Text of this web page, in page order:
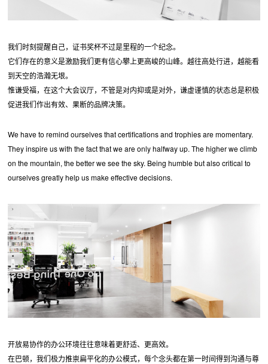
我们时刻提醒自己，证书奖杯不过是里程的一个纪念。
它们存在的意义是激励我们更有信心攀上更高峻的山峰。越往高处行进，越能看
到天空的浩瀚无垠。
惟谦受福，在这个大会议厅，不管是对内抑或是对外，谦虚谨慎的状态总是积极
促进我们作出有效、果断的品牌决策。
We have to remind ourselves that certifications and trophies are momentary.
They inspire us with the fact that we are only halfway up. The higher we climb
on the mountain, the better we see the sky. Being humble but also critical to
ourselves greatly help us make effective decisions.
开放易协作的办公环境往往意味着更舒适、更高效。
在巴顿，我们极力推崇扁平化的办公模式，每个念头都在第一时间得到沟通与尊